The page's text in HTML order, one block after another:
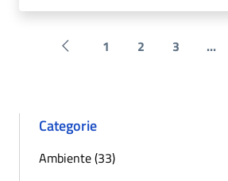
Pagina precedente
1 2 3 ...
Categorie
Ambiente (33)